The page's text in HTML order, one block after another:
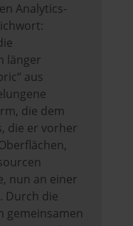
Analytics-
länger
aus
die dem
die er vorher
nun an einer
Durch die
gemeinsamen